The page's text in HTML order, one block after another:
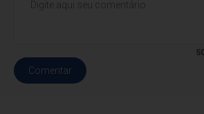
Comentar